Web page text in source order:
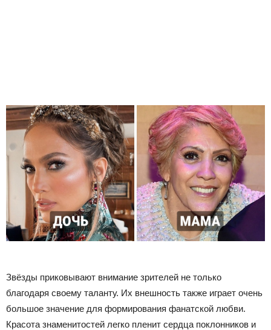
Звёзды приковывают внимание зрителей не только
благодаря своему таланту. Их внешность также играет очень
большое значение для формирования фанатской любви.
Красота знаменитостей легко пленит сердца поклонников и